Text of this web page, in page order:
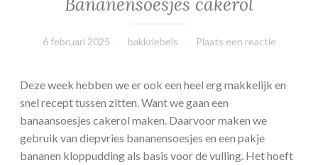
s
6 februari 2025 bakkriebels Plaats een reactie
Deze week hebben we er ook een heel erg makkelijk en
snel recept tussen zitten. Want we gaan een
banaansoesjes cakerol maken. Daarvoor maken we
gebruik van diepvries bananensoesjes en een pakje
bananen kloppudding als basis voor de vulling. Het hoeft